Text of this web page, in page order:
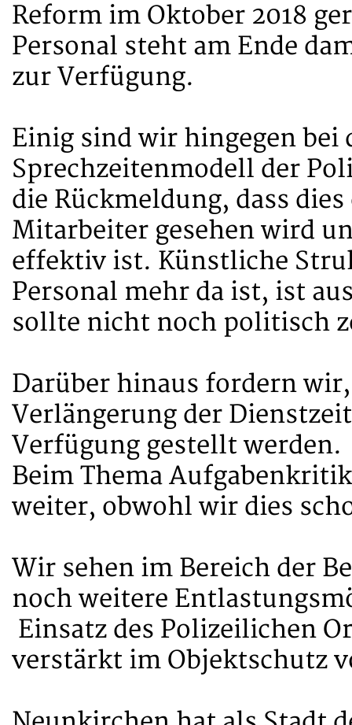
Reform im Oktober 2018
Personal steht am Ende
zur Verfügung.
Einig sind wir hingegen bei
Sprechzeitenmodell der
die Rückmeldung, dass
Mitarbeiter gesehen wird
effektiv ist. Künstliche
Personal mehr da ist, ist
sollte nicht noch politisch
Darüber hinaus fordern
Verlängerung der
Verfügung gestellt werden.
Beim Thema
weiter, obwohl wir dies
Wir sehen im Bereich der
noch weitere
Einsatz des Polizeilichen
verstärkt im Objektschutz